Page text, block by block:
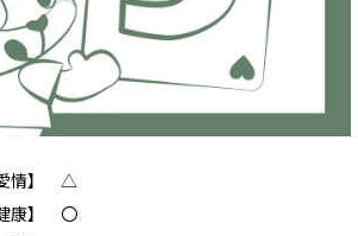
情】 △
康】 〇